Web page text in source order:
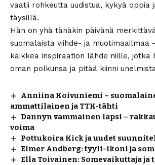
vaatii rohkeutta uudistua, kykyä oppia
täysillä.
Hän on yhä tänäkin päivänä
suomalaista viihde- ja muotimaailmaa
kaikkea inspiraation lähde niille, jotka
oman polkunsa ja pitää kiinni
Anniina Koivuniemi –
ammattilainen ja TTK-tähti
Dannyn vammainen lapsi –
voima
Pottukoira Kick ja uudet
Elmer Andberg: tyyli-ikoni ja
Ella Toivainen: Somevaikuttaja